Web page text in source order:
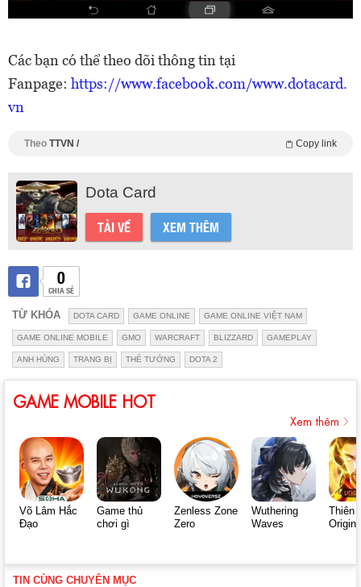
Các bạn có thể theo dõi thông tin tại
Fanpage: https://www.facebook.com/www.dotacard.
vn
Theo TTVN / Copy link
Dota Card
TẢI VỀ XEM THÊM
0
CHIA SẺ
TỪ KHÓA DOTA CARD GAME ONLINE GAME ONLINE VIỆT NAM
GAME ONLINE MOBILE GMO WARCRAFT BLIZZARD GAMEPLAY
ANH HÙNG TRANG BỊ THẺ TƯỚNG DOTA 2
GAME MOBILE HOT
Xem thêm
Võ Lâm Hắc
Đạo
Game thủ
chơi gì
Zenless Zone
Zero
Wuthering
Waves
Thiên
Origin
TIN CÙNG CHUYÊN MỤC